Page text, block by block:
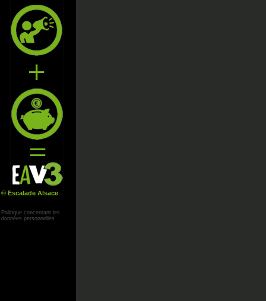
© Escalade Alsace
Politique concernant les
données personnelles